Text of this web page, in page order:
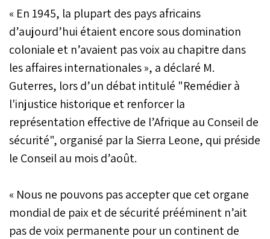
« En 1945, la plupart des pays africains
d’aujourd’hui étaient encore sous domination
coloniale et n’avaient pas voix au chapitre dans
les affaires internationales », a déclaré M.
Guterres, lors d’un débat intitulé "Remédier à
l'injustice historique et renforcer la
représentation effective de l’Afrique au Conseil de
sécurité", organisé par la Sierra Leone, qui préside
le Conseil au mois d’août.
« Nous ne pouvons pas accepter que cet organe
mondial de paix et de sécurité prééminent n’ait
pas de voix permanente pour un continent de